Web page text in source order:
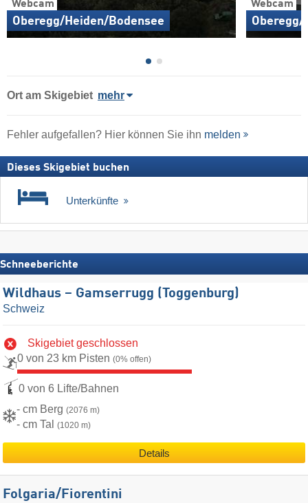
Webcam
Oberegg/Heiden/Bodensee
Webcam
Ort am Skigebiet mehr
Fehler aufgefallen? Hier können Sie ihn melden
Dieses Skigebiet buchen
Unterkünfte
Schneeberichte
Wildhaus – Gamserrugg (Toggenburg)
Schweiz
Skigebiet geschlossen
0 von 23 km Pisten (0% offen)
0 von 6 Lifte/Bahnen
- cm Berg (2076 m)
- cm Tal (1020 m)
Details
Folgaria/​Fiorentini